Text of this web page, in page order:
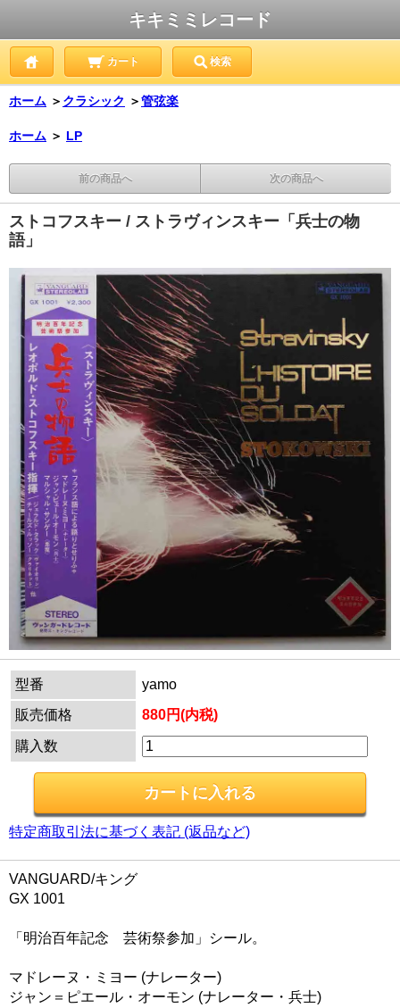
キキミミレコード
カート 検索
ホーム ＞ クラシック ＞管弦楽
ホーム ＞ LP
前の商品へ 次の商品へ
ストコフスキー / ストラヴィンスキー「兵士の物
語」
型番
yamo
販売価格
880円(内税)
購入数
特定商取引法に基づく表記 (返品など)
VANGUARD/キング
GX 1001
「明治百年記念 芸術祭参加」シール。
マドレーヌ・ミヨー (ナレーター)
ジャン＝ピエール・オーモン (ナレーター・兵士)